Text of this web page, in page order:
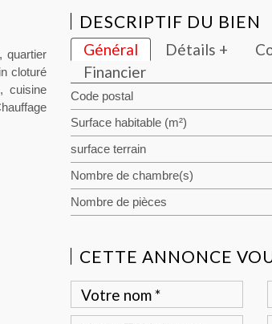
quartier
cloturé
cuisine
DESCRIPTIF DU BIEN
Général Détails +
Financier
Code postal
Surface habitable (m²)
surface terrain
Nombre de chambre(s)
Nombre de pièces
CETTE ANNONCE